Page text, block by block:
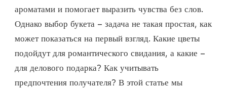
ароматами и помогает выразить чувства без слов.
Однако выбор букета – задача не такая простая, как
может показаться на первый взгляд. Какие цветы
подойдут для романтического свидания, а какие –
для делового подарка? Как учитывать
предпочтения получателя? В этой статье мы